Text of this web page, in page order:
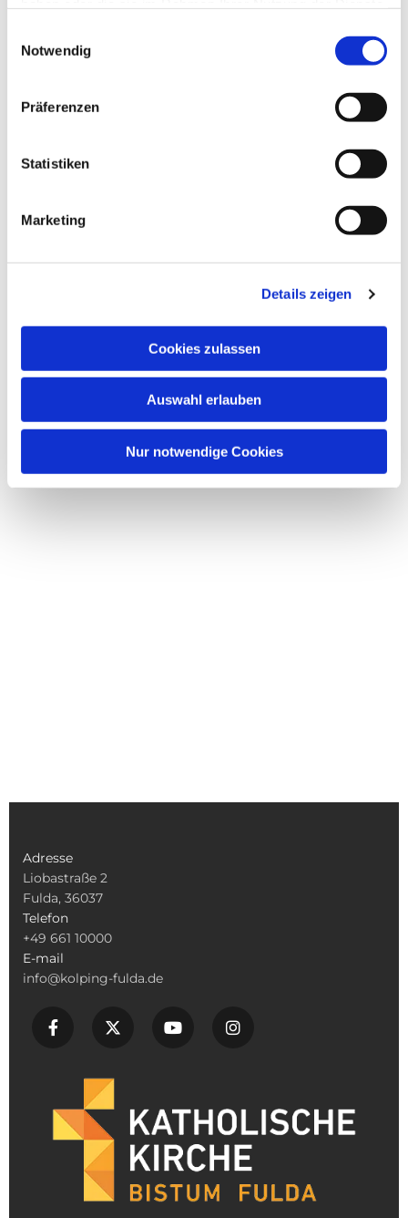
Notwendig
Präferenzen
Statistiken
Marketing
Details zeigen
Cookies zulassen
Auswahl erlauben
Nur notwendige Cookies
interessieren
Adresse
Liobastraße 2
Fulda, 36037
Telefon
+49 661 10000
E-mail
info@kolping-fulda.de